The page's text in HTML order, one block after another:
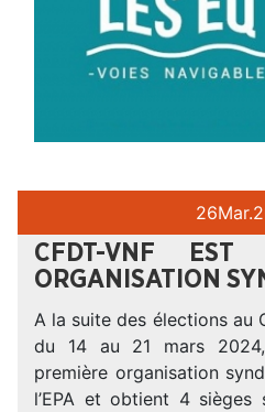
26Mar.
CFDT-VNF EST
ORGANISATION
A la suite des élections au
du 14 au 21 mars
première organisation
l’EPA et obtient 4